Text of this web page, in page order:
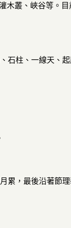
木叢、峽谷等。
石柱、一線天、起
累，最後沿著節